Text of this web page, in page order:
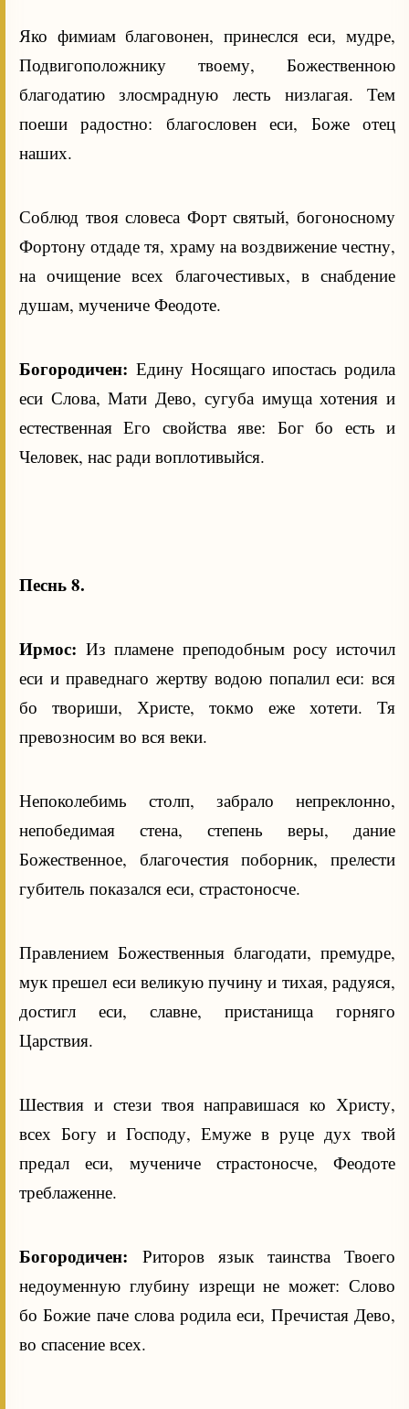
Яко фимиам благовонен, принеслся еси, мудре,
Подвигоположнику твоему, Божественною
благодатию злосмрадную лесть низлагая. Тем
поеши радостно: благословен еси, Боже отец
наших.
Соблюд твоя словеса Форт святый, богоносному
Фортону отдаде тя, храму на воздвижение честну,
на очищение всех благочестивых, в снабдение
душам, мучениче Феодоте.
Богородичен: Едину Носящаго ипостась родила
еси Слова, Мати Дево, сугуба имуща хотения и
естественная Его свойства яве: Бог бо есть и
Человек, нас ради воплотивыйся.
Песнь 8.
Ирмос:Из пламене преподобным росу источил
еси и праведнаго жертву водою попалил еси: вся
бо твориши, Христе, токмо еже хотети. Тя
превозносим во вся веки.
Непоколебимь столп, забрало непреклонно,
непобедимая стена, степень веры, дание
Божественное, благочестия поборник, прелести
губитель показался еси, страстоносче.
Правлением Божественныя благодати, премудре,
мук прешел еси великую пучину и тихая, радуяся,
достигл еси, славне, пристанища горняго
Царствия.
Шествия и стези твоя направишася ко Христу,
всех Богу и Господу, Емуже в руце дух твой
предал еси, мучениче страстоносче, Феодоте
треблаженне.
Богородичен: Риторов язык таинства Твоего
недоуменную глубину изрещи не может: Слово
бо Божие паче слова родила еси, Пречистая Дево,
во спасение всех.